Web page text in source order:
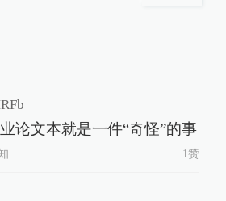
论文本就是一件“奇怪”的事
1赞